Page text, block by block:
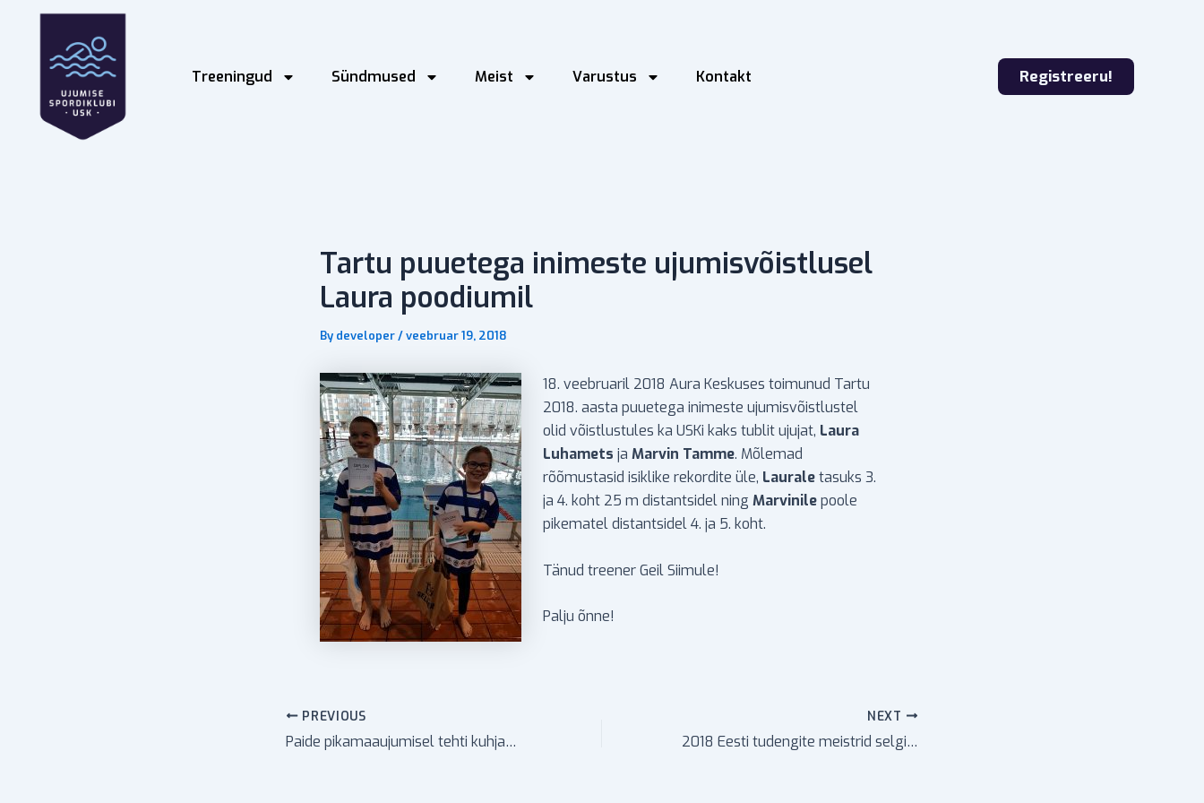
Treeningud
Sündmused Meist Varustus Kontakt Registreeru!
Tartu puuetega inimeste ujumisvõistlusel
Laura poodiumil
By developer/veebruar 19, 2018
18. veebruaril 2018 Aura Keskuses toimunud Tartu
2018. aasta puuetega inimeste ujumisvõistlustel
olid võistlustules ka USKi kaks tublit ujujat, Laura
Luhamets ja Marvin Tamme. Mõlemad
rõõmustasid isiklike rekordite üle, Lauraletasuks 3.
ja 4. koht 25 m distantsidel ning Marvinilepoole
pikematel distantsidel 4. ja 5. koht.
Tänud treener Geil Siimule!
Palju õnne!
PREVIOUS
Paide pikamaaujumisel tehti kuhjaga häid starte
NEXT
2018 Eesti tudengite meistrid selgitatud